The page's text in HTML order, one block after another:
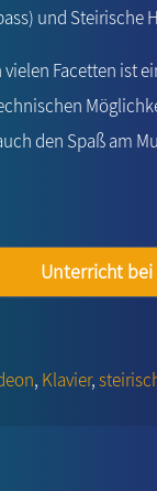
und
Facetten ist
den Spaß am
Unterricht bei
, Klavier,